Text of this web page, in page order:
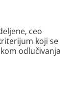
ceo
koji se
odlučivanja